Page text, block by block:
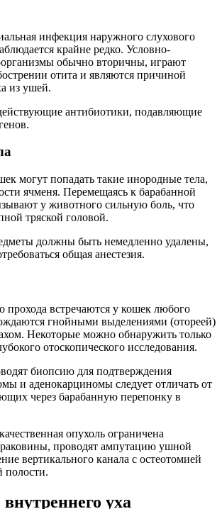
инфекция наружного слухового
крайне редко. Условно-
обычно вторичны, играют
отита и являются причиной
из ушей.
антибиотики, подавляющие
могут попадать такие инородные тела,
ячменя. Перемещаясь к барабанной
у животного сильную боль, что
тряской головой.
должны быть немедленно удалены,
общая анестезия.
прохода встречаются у кошек любого
гнойными выделениями (отореей)
Некоторые можно обнаружить только
отоскопического исследования.
биопсию для подтверждения
и аденокарциномы следует отличать от
через барабанную перепонку в
опухоль ограничена
проводят ампутацию ушной
вертикального канала с остеотомией
полости.
уха